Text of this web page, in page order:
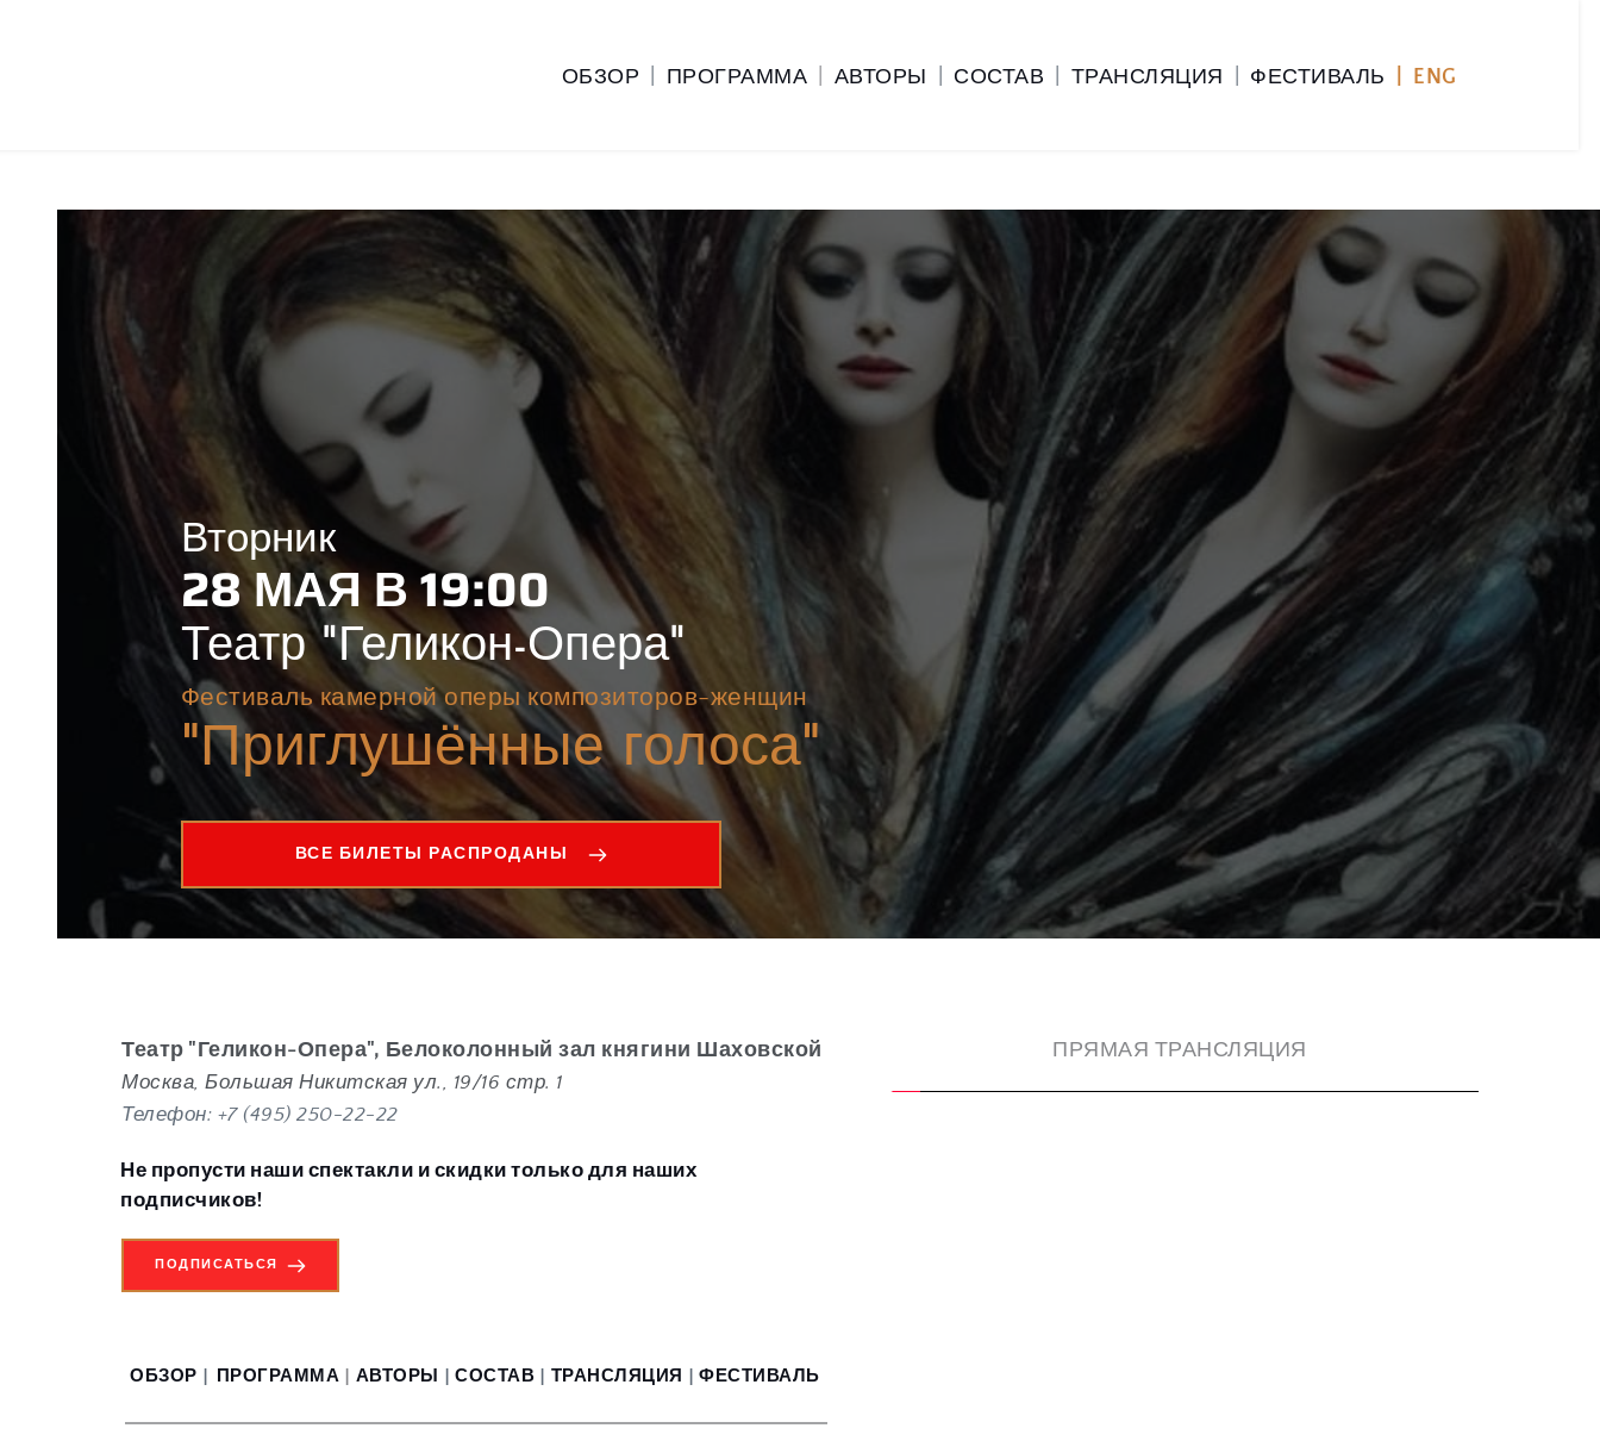
ОБЗОР ПРОГРАММА АВТОРЫ СОСТАВ ТРАНСЛЯЦИЯ ФЕСТИВАЛЬ ENG
Вторник
28 МАЯ В 19:00
Театр "Геликон-Опера"
Фестиваль камерной оперы композиторов-женщин
"Приглушённые голоса"
ВСЕ БИЛЕТЫ РАСПРОДАНЫ
Театр "Геликон-Опера", Белоколонный зал княгини Шаховской
Москва, Большая Никитская ул., 19/16 стр. 1
Телефон: +7 (495) 250-22-22
Не пропусти наши спектакли и скидки только для наших
подписчиков!
ПОДПИСАТЬСЯ
ОБЗОР | ПРОГРАММА
  |
АВТОРЫ | СОСТАВ | ТРАНСЛЯЦИЯ | ФЕСТИВАЛЬ
ПРЯМАЯ ТРАНСЛЯЦИЯ